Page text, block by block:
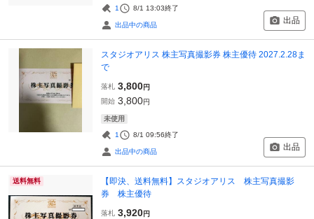
1 8/1 13:03終了
出品中の商品 出品
スタジオアリス 株主写真撮影券 株主優待 2027.2.28ま
で
落札 3,800円
開始 3,800円
未使用
1 8/1 09:56終了
出品中の商品 出品
送料無料
【即決、送料無料】スタジオアリス 株主写真撮影
券 株主優待
落札 3,920円